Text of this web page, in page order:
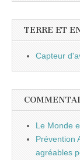
TERRE ET
Capteur
Le Monde
Prévention
agréables